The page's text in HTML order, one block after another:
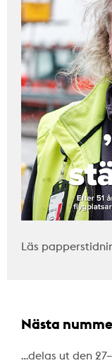
Läs
Nästa
…delas ut den